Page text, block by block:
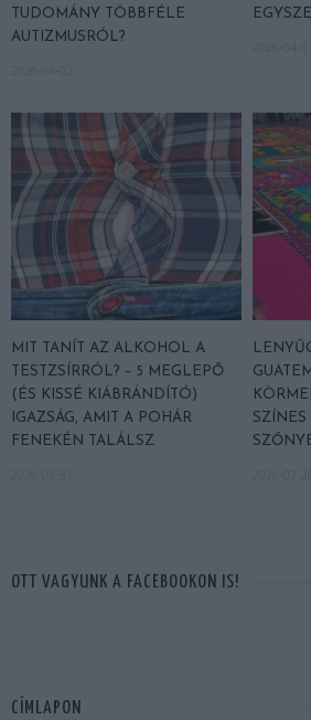
TUDOMÁNY TÖBBFÉLE
AUTIZMUSRÓL?
MIT TANÍT AZ ALKOHOL A
TESTZSÍRRÓL? – 5 MEGLEPŐ
(ÉS KISSÉ KIÁBRÁNDÍTÓ)
IGAZSÁG, AMIT A POHÁR
FENEKÉN TALÁLSZ
SZÍNES
OTT VAGYUNK A FACEBOOKON IS!
CÍMLAPON